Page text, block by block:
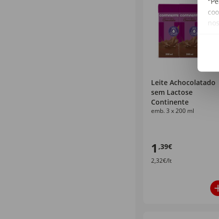
Leite Achocolatado
sem Lactose
Continente
emb. 3 x 200 ml
1 ,39€
2,32€/lt